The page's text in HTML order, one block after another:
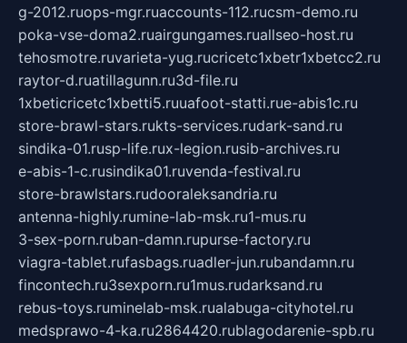
g-2012.ruops-mgr.ruaccounts-112.rucsm-demo.ru
poka-vse-doma2.ruairgungames.ruallseo-host.ru
tehosmotre.ruvarieta-yug.rucricetc1xbetr1xbetcc2.ru
raytor-d.ruatillagunn.ru3d-file.ru
1xbeticricetc1xbetti5.ruuafoot-statti.rue-abis1c.ru
store-brawl-stars.rukts-services.rudark-sand.ru
sindika-01.rusp-life.rux-legion.rusib-archives.ru
e-abis-1-c.rusindika01.ruvenda-festival.ru
store-brawlstars.rudooraleksandria.ru
antenna-highly.rumine-lab-msk.ru1-mus.ru
3-sex-porn.ruban-damn.rupurse-factory.ru
viagra-tablet.rufasbags.ruadler-jun.rubandamn.ru
fincontech.ru3sexporn.ru1mus.rudarksand.ru
rebus-toys.ruminelab-msk.rualabuga-cityhotel.ru
medsprawo-4-ka.ru2864420.rublagodarenie-spb.ru